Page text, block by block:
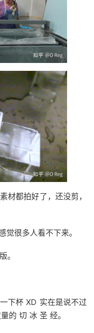
材都拍好了，还没剪，
很多人看不下来。
。
下杯 XD 实在是说不过
的 切 冰 圣 经。